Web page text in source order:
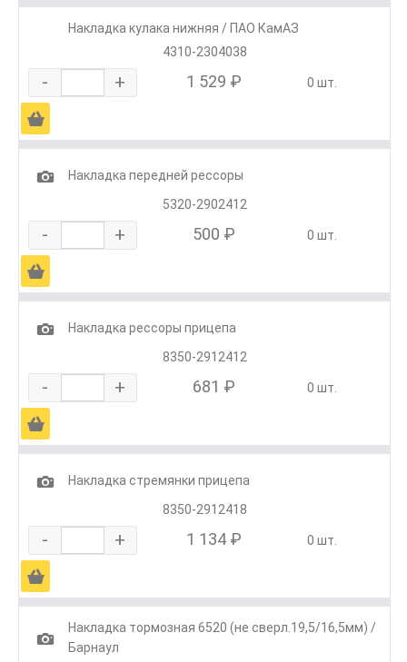
Накладка кулака нижняя / ПАО КамАЗ
4310-2304038
- + 1 529 ₽ 0 шт.
Ä
1
Накладка передней рессоры
5320-2902412
- + 500 ₽ 0 шт.
Ä
1
Накладка рессоры прицепа
8350-2912412
- + 681 ₽ 0 шт.
Ä
1
Накладка стремянки прицепа
8350-2912418
- + 1 134 ₽ 0 шт.
Ä
1
Накладка тормозная 6520 (не сверл.19,5/16,5мм) /
Барнаул